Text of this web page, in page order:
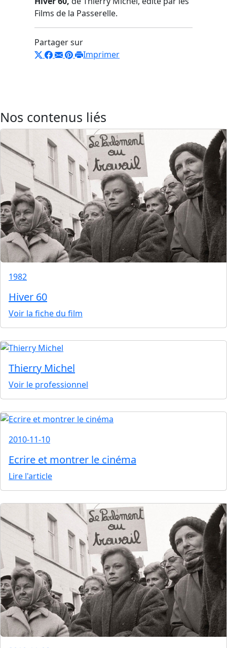
Films de la Passerelle.
Partager sur
Imprimer
Nos contenus liés
1982
Hiver 60
Voir la fiche du film
Thierry Michel
Voir le professionnel
2010-11-10
Ecrire et montrer le cinéma
Lire l'article